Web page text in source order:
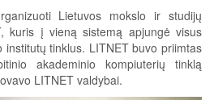
Lietuvos mokslo ir studijų
kuris į vieną sistemą apjungė visus
tinklus. LITNET buvo priimtas
akademinio kompiuterių tinklą
LITNET valdybai.